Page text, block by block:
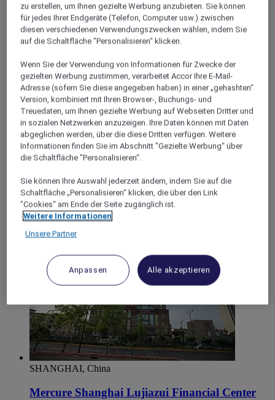
SHANGHAI, China
Mercure Shanghai Yu Garden On The Bund
Das Mercure Shanghai Yu Garden im Viertel Huangpu im
Zentrum von Shanghai befindet sich in der Nähe des
berühmten Yu-Gartens und nur 5 Gehminuten von der U-
Bahnlinie 10 Haltestelle Yuyuan und der Linie 8 Haltestelle
Laoximen. Das Hotel ist 10 Autominuten von Xintiandi,
Nanjing Road Walkway und dem Bund entfernt. Rund um
das Hotel gibt es Einkaufszentren und
Unterhaltungsmöglichkeiten. Unser Hotel verfügt über 223
geräumige Zimmer und ein Fitnessstudio. Perfekt für
Geschäfts- und Freizeitreisen.
SHANGHAI, China
Mercure Shanghai Lujiazui Financial Center
zu erstellen, um Ihnen gezielte Werbung anzubieten. Sie können
für jedes Ihrer Endgeräte (Telefon, Computer usw.) zwischen
diesen verschiedenen Verwendungszwecken wählen, indem Sie
auf die Schaltfläche "Personalisieren“ klicken.
Wenn Sie der Verwendung von Informationen für Zwecke der
gezielten Werbung zustimmen, verarbeitet Accor Ihre E-Mail-
Adresse (sofern Sie diese angegeben haben) in einer „gehashten“
Version, kombiniert mit Ihren Browser-, Buchungs- und
Treuedaten, um Ihnen gezielte Werbung auf Webseiten Dritter und
in sozialen Netzwerken anzuzeigen. Ihre Daten können mit Daten
abgeglichen werden, über die diese Dritten verfügen. Weitere
Informationen finden Sie im Abschnitt "Gezielte Werbung“ über
die Schaltfläche "Personalisieren“.
Sie können Ihre Auswahl jederzeit ändern, indem Sie auf die
Schaltfläche „Personalisieren“ klicken, die über den Link
"Cookies“ am Ende der Seite zugänglich ist.
Weitere Informationen
Unsere Partner
Anpassen Alle akzeptieren